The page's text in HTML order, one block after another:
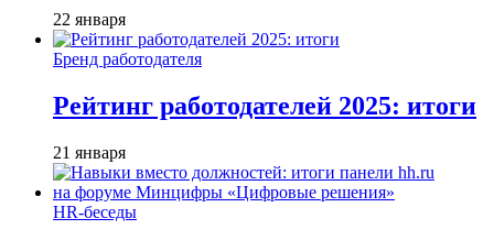
22 января
Бренд работодателя
Рейтинг работодателей 2025: итоги
21 января
HR-беседы